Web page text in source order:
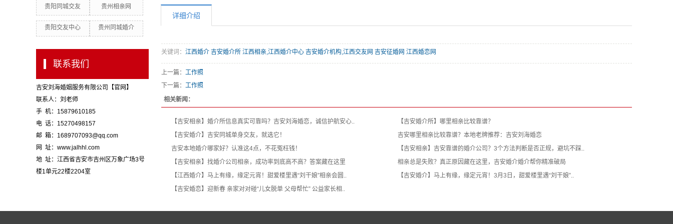
贵阳同城交友
贵州相亲网
贵阳交友中心 贵州同城婚介
联系我们
吉安刘海婚姻服务有限公司【官网】
联系人：刘老师
手 机：15879610185
电 话：15270498157
邮 箱：1689707093@qq.com
网 址：www.jalhhl.com
地 址：江西省吉安市吉州区万象广场3号
楼1单元22楼2204室
详细介绍
关键词： 江西婚介 吉安婚介所 江西相亲,江西婚介中心 吉安婚介机构,江西交友网 吉安征婚网 江西婚恋网
上一篇： 工作照
下一篇： 工作照
相关新闻：
【吉安相亲】婚介所信息真实可靠吗？吉安刘海婚恋，诚信护航安心..
【吉安婚介所】哪里相亲比较靠谱？
【吉安婚介】吉安同城单身交友，就选它！
吉安哪里相亲比较靠谱？本地老牌推荐：吉安刘海婚恋
吉安本地婚介哪家好？认准这4点，不花冤枉钱！
【吉安相亲】吉安靠谱的婚介公司？3个方法判断是否正规，避坑不踩..
【吉安相亲】找婚介公司相亲，成功率到底高不高？答案藏在这里
相亲总是失败？真正原因藏在这里，吉安婚介婚介帮你精准破局
【江西婚介】马上有缘，缘定元宵！甜爱楼里遇“刘干娘”相亲会圆..
【吉安婚介】马上有缘，缘定元宵！3月3日，甜爱楼里遇“刘干娘”..
【吉安婚恋】迎新春 亲家对对碰“儿女脱单 父母帮忙” 公益家长相..